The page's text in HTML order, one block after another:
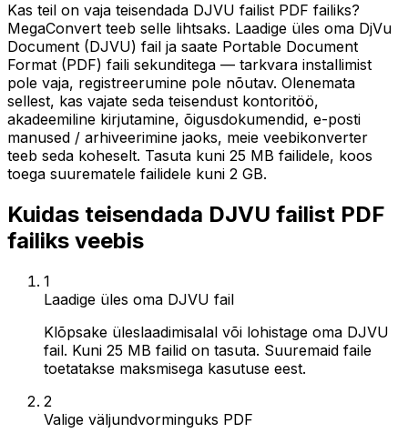
Kas teil on vaja teisendada DJVU failist PDF failiks?
MegaConvert teeb selle lihtsaks. Laadige üles oma DjVu
Document (DJVU) fail ja saate Portable Document
Format (PDF) faili sekunditega — tarkvara installimist
pole vaja, registreerumine pole nõutav. Olenemata
sellest, kas vajate seda teisendust kontoritöö,
akadeemiline kirjutamine, õigusdokumendid, e-posti
manused / arhiveerimine jaoks, meie veebikonverter
teeb seda koheselt. Tasuta kuni 25 MB failidele, koos
toega suurematele failidele kuni 2 GB.
Kuidas teisendada DJVU failist PDF
failiks veebis
1
Laadige üles oma DJVU fail
Klõpsake üleslaadimisalal või lohistage oma DJVU
fail. Kuni 25 MB failid on tasuta. Suuremaid faile
toetatakse maksmisega kasutuse eest.
2
Valige väljundvorminguks PDF